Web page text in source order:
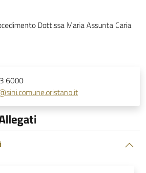
Dott.ssa Maria Assunta Caria
6000